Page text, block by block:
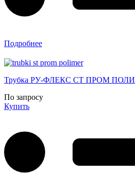
Подробнее
Трубка РУ-ФЛЕКС СТ ПРОМ
По запросу
Купить